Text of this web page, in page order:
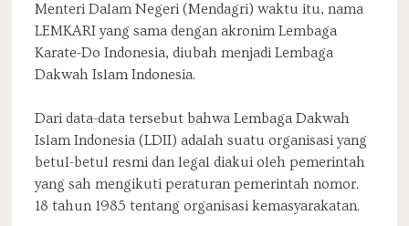
Menteri Dalam Negeri (Mendagri) waktu itu, nama
LEMKARI yang sama dengan akronim Lembaga
Karate-Do Indonesia, diubah menjadi Lembaga
Dakwah Islam Indonesia.
Dari data-data tersebut bahwa Lembaga Dakwah
Islam Indonesia (LDII) adalah suatu organisasi yang
betul-betul resmi dan legal diakui oleh pemerintah
yang sah mengikuti peraturan pemerintah nomor.
18 tahun 1985 tentang organisasi kemasyarakatan.